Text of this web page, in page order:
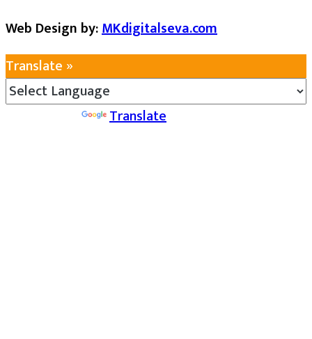
Web Design by:MKdigitalseva.com
Translate »
Translate